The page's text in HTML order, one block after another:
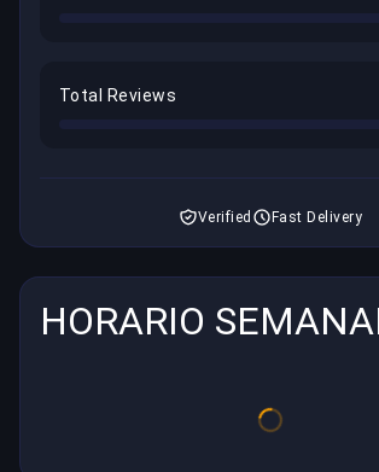
Total Reviews
Verified Fast Delivery
HORARIO